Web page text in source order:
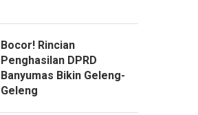
Bocor! Rincian
Penghasilan DPRD
Banyumas Bikin Geleng-
Geleng